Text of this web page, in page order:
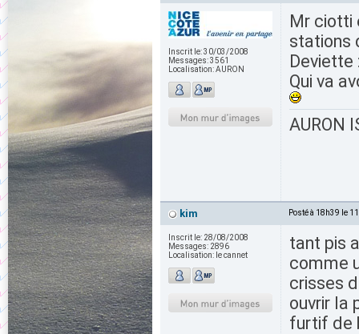
Inscrit le:30/03/2008
Messages:3561
Localisation:AURON
Mr ciotti
stations
Deviette
Qui va
AURON
kim Posté à 18h39 le
Inscrit le: 28/08/2008
Messages: 2896
Localisation: le cannet
tant pis
comme
crisses
ouvrir la
furtif de